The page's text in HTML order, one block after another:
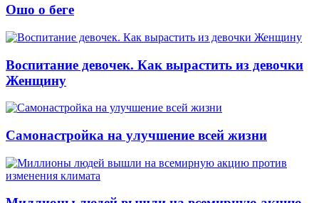
Ошо о беге
Воспитание девочек. Как вырастить из девочки
Женщину
Самонастройка на улучшение всей жизни